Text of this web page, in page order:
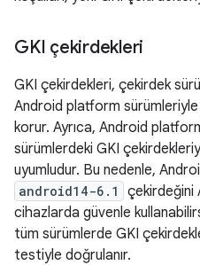
GKI çekirdekleri
GKI çekirdekleri, çekirdek
Android platform
korur. Ayrıca, Android
sürümlerdeki GKI
uyumludur. Bu nedenle,
android14-6.1
çekirdeğini
cihazlarda güvenle
tüm sürümlerde GKI
testiyle doğrulanır.